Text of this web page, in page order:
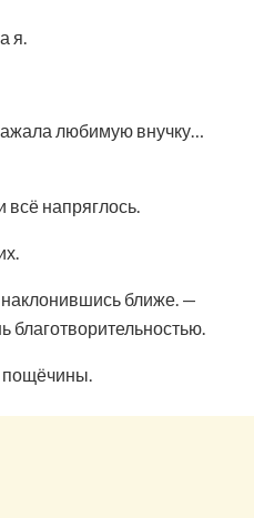
я.
любимую внучку…
всё напряглось.
ближе. —
пощёчины.